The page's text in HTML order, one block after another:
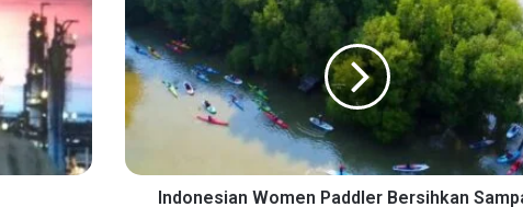
Women
Paddler
Bersihkan
Sampah
di
Hutan
Indonesian Women Paddler Bersihkan